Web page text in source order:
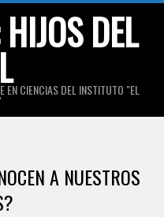
DEL
EN CIENCIAS DEL INSTITUTO "EL
A NUESTROS